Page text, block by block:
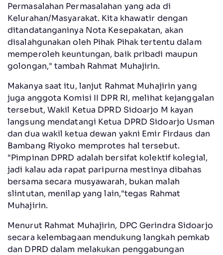
Permasalahan Permasalahan yang ada di
Kelurahan/Masyarakat. Kita khawatir dengan
ditandatanganinya Nota Kesepakatan, akan
disalahgunakan oleh Pihak Pihak tertentu dalam
memperoleh keuntungan, baik pribadi maupun
golongan," tambah Rahmat Muhajirin.
Makanya saat itu, lanjut Rahmat Muhajirin yang
juga anggota Komisi II DPR RI, melihat kejanggalan
tersebut, Wakil Ketua DPRD Sidoarjo M kayan
langsung mendatangi Ketua DPRD Sidoarjo Usman
dan dua wakil ketua dewan yakni Emir Firdaus dan
Bambang Riyoko memprotes hal tersebut.
"Pimpinan DPRD adalah bersifat kolektif kolegial,
jadi kalau ada rapat paripurna mestinya dibahas
bersama secara musyawarah, bukan malah
slintutan, menilap yang lain,"tegas Rahmat
Muhajirin.
Menurut Rahmat Muhajirin, DPC Gerindra Sidoarjo
secara kelembagaan mendukung langkah pemkab
dan DPRD dalam melakukan penggabungan